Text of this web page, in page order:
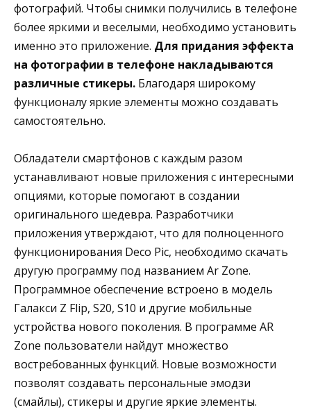
фотографий. Чтобы снимки получились в телефоне
более яркими и веселыми, необходимо установить
именно это приложение. Для придания эффекта
на фотографии в телефоне накладываются
различные стикеры. Благодаря широкому
функционалу яркие элементы можно создавать
самостоятельно.
Обладатели смартфонов с каждым разом
устанавливают новые приложения с интересными
опциями, которые помогают в создании
оригинального шедевра. Разработчики
приложения утверждают, что для полноценного
функционирования Deco Pic, необходимо скачать
другую программу под названием Ar Zone.
Программное обеспечение встроено в модель
Галакси Z Flip, S20, S10 и другие мобильные
устройства нового поколения. В программе AR
Zone пользователи найдут множество
востребованных функций. Новые возможности
позволят создавать персональные эмодзи
(смайлы), стикеры и другие яркие элементы.